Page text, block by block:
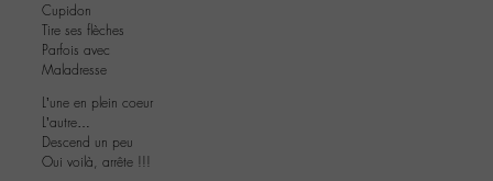
Cupidon
Tire ses flèches
Parfois avec
Maladresse
L’une en plein coeur
L’autre…
Descend un peu
Oui voilà, arrête !!!